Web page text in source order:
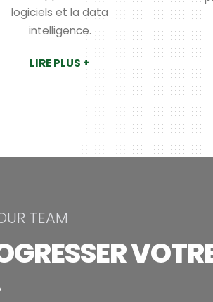
logiciels et la data
intelligence.
LIRE PLUS +
TEAM